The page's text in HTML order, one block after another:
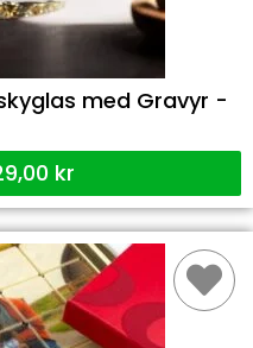
med Gravyr -
kr